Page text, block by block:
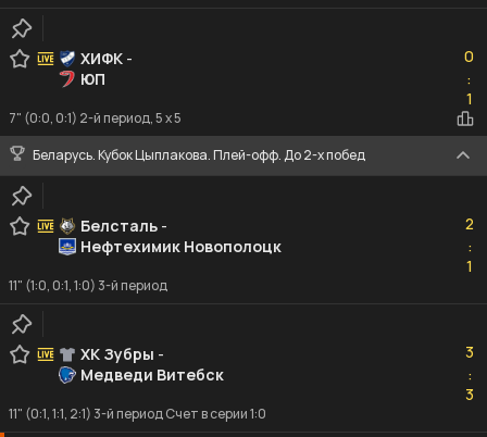
ХИФК -
ЮП
0
:1
1
7" (0:0, 0:1) 2-й период, 5 x 5
Беларусь. Кубок Цыплакова. Плей-офф. До 2-х побед
Белсталь -
Нефтехимик Новополоцк
2
:1
1
11" (1:0, 0:1, 1:0) 3-й период
ХК Зубры -
Медведи Витебск
3
:3
3
11" (0:1, 1:1, 2:1) 3-й период Счет в серии 1:0